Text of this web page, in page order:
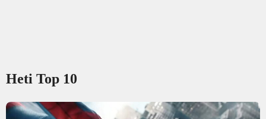
Heti Top 10